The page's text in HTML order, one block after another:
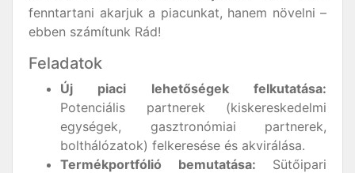
fenntartani akarjuk a piacunkat, hanem növelni –
ebben számítunk Rád!
Feladatok
Új piaci lehetőségek felkutatása:
Potenciális partnerek (kiskereskedelmi
egységek, gasztronómiai partnerek,
bolthálózatok) felkeresése és akvirálása.
Termékportfólió bemutatása: Sütőipari